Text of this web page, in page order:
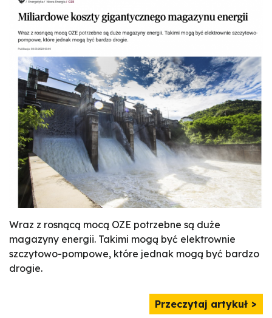
Wraz z rosnącą mocą OZE potrzebne są duże
magazyny energii. Takimi mogą być elektrownie
szczytowo-pompowe, które jednak mogą być bardzo
drogie.
Przeczytaj artykuł